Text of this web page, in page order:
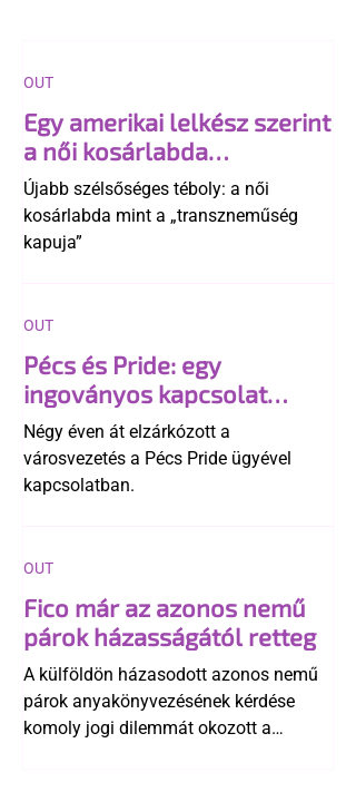
Egy amerikai lelkész szerint
a női kosárlabda
transzneműséghez vezet
Újabb szélsőséges téboly: a női
kosárlabda mint a „transzneműség
kapuja”
OUT
Pécs és Pride: egy
ingoványos kapcsolat
története
Négy éven át elzárkózott a
városvezetés a Pécs Pride ügyével
kapcsolatban.
OUT
Fico már az azonos nemű
párok házasságától retteg
A külföldön házasodott azonos nemű
párok anyakönyvezésének kérdése
komoly jogi dilemmát okozott a
OUT